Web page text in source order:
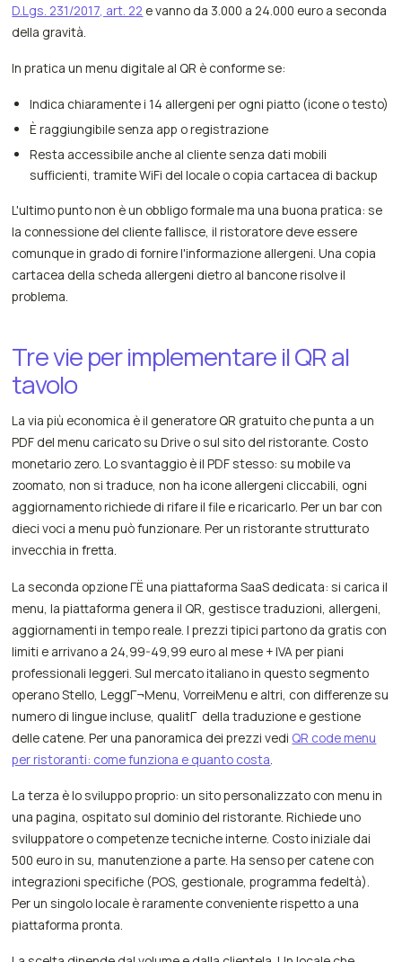
D.Lgs. 231/2017, art. 22 e vanno da 3.000 a 24.000 euro a seconda
della gravità.
In pratica un menu digitale al QR è conforme se:
Indica chiaramente i 14 allergeni per ogni piatto (icone o testo)
È raggiungibile senza app o registrazione
Resta accessibile anche al cliente senza dati mobili
sufficienti, tramite WiFi del locale o copia cartacea di backup
L'ultimo punto non è un obbligo formale ma una buona pratica: se
la connessione del cliente fallisce, il ristoratore deve essere
comunque in grado di fornire l'informazione allergeni. Una copia
cartacea della scheda allergeni dietro al bancone risolve il
problema.
Tre vie per implementare il QR al
tavolo
La via più economica è il generatore QR gratuito che punta a un
PDF del menu caricato su Drive o sul sito del ristorante. Costo
monetario zero. Lo svantaggio è il PDF stesso: su mobile va
zoomato, non si traduce, non ha icone allergeni cliccabili, ogni
aggiornamento richiede di rifare il file e ricaricarlo. Per un bar con
dieci voci a menu può funzionare. Per un ristorante strutturato
invecchia in fretta.
La seconda opzione ГЁ una piattaforma SaaS dedicata: si carica il
menu, la piattaforma genera il QR, gestisce traduzioni, allergeni,
aggiornamenti in tempo reale. I prezzi tipici partono da gratis con
limiti e arrivano a 24,99-49,99 euro al mese + IVA per piani
professionali leggeri. Sul mercato italiano in questo segmento
operano Stello, LeggГ¬Menu, VorreiMenu e altri, con differenze su
numero di lingue incluse, qualitГ della traduzione e gestione
delle catene. Per una panoramica dei prezzi vedi QR code menu
per ristoranti: come funziona e quanto costa
La terza è lo sviluppo proprio: un sito personalizzato con menu in
una pagina, ospitato sul dominio del ristorante. Richiede uno
sviluppatore o competenze tecniche interne. Costo iniziale dai
500 euro in su, manutenzione a parte. Ha senso per catene con
integrazioni specifiche (POS, gestionale, programma fedeltà).
Per un singolo locale è raramente conveniente rispetto a una
piattaforma pronta.